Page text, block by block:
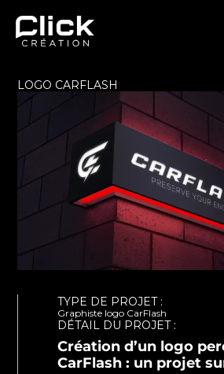
LOGO CARFLASH
TYPE DE PROJET :
Graphiste logo CarFlash
DÉTAIL DU PROJET :
Création d’un logo
CarFlash : un projet